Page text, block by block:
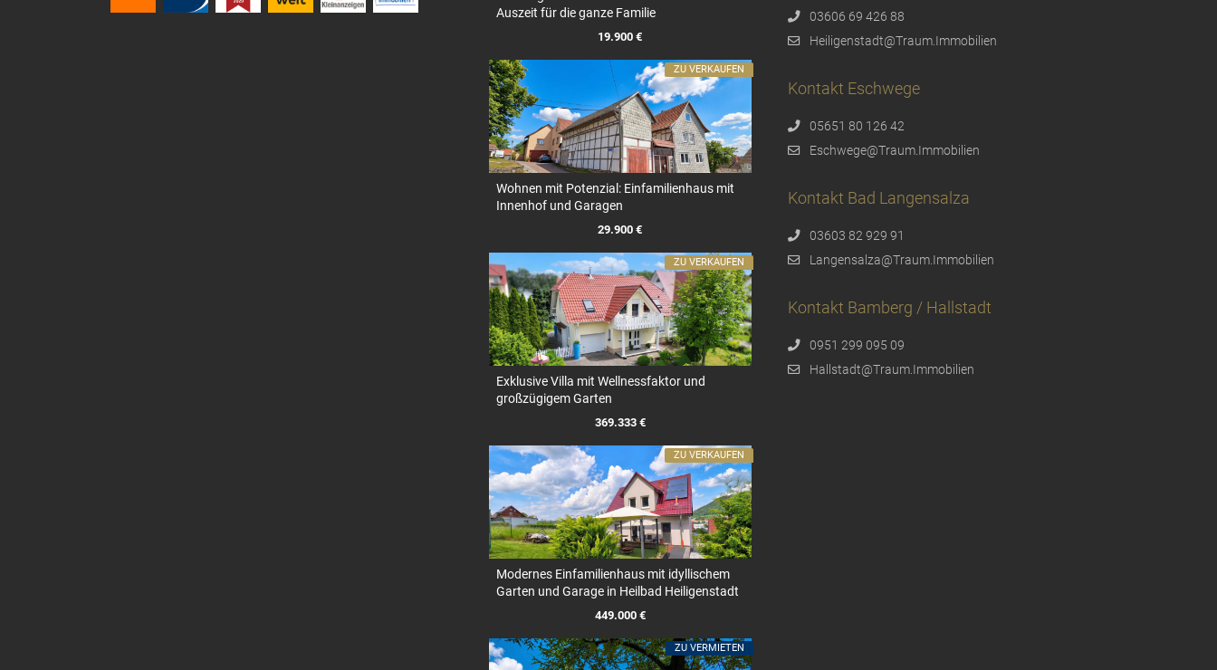
Auszeit für die ganze Familie
19.900 €
Wohnen mit Potenzial: Einfamilienhaus mit
Innenhof und Garagen
29.900 €
ZU VERKAUFEN
Exklusive Villa mit Wellnessfaktor und
großzügigem Garten
369.333 €
ZU VERKAUFEN
Modernes Einfamilienhaus mit idyllischem
Garten und Garage in Heilbad Heiligenstadt
449.000 €
ZU VERKAUFEN
ZU VERMIETEN
03606 69 426 88
Heiligenstadt@Traum.Immobilien
Kontakt Eschwege
05651 80 126 42
Eschwege@Traum.Immobilien
Kontakt Bad Langensalza
03603 82 929 91
Langensalza@Traum.Immobilien
Kontakt Bamberg / Hallstadt
0951 299 095 09
Hallstadt@Traum.Immobilien